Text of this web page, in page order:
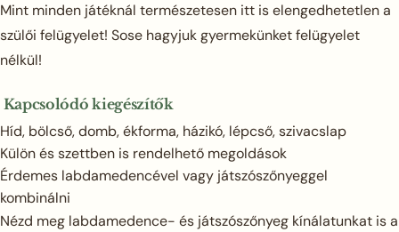
Mint minden játéknál természetesen itt is elengedhetetlen a
szülői felügyelet! Sose hagyjuk gyermekünket felügyelet
nélkül!
Kapcsolódó kiegészítők
Híd, bölcső, domb, ékforma, házikó, lépcső, szivacslap
Külön és szettben is rendelhető megoldások
Érdemes labdamedencével vagy játszószőnyeggel
kombinálni
Nézd meg labdamedence- és játszószőnyeg kínálatunkat is a